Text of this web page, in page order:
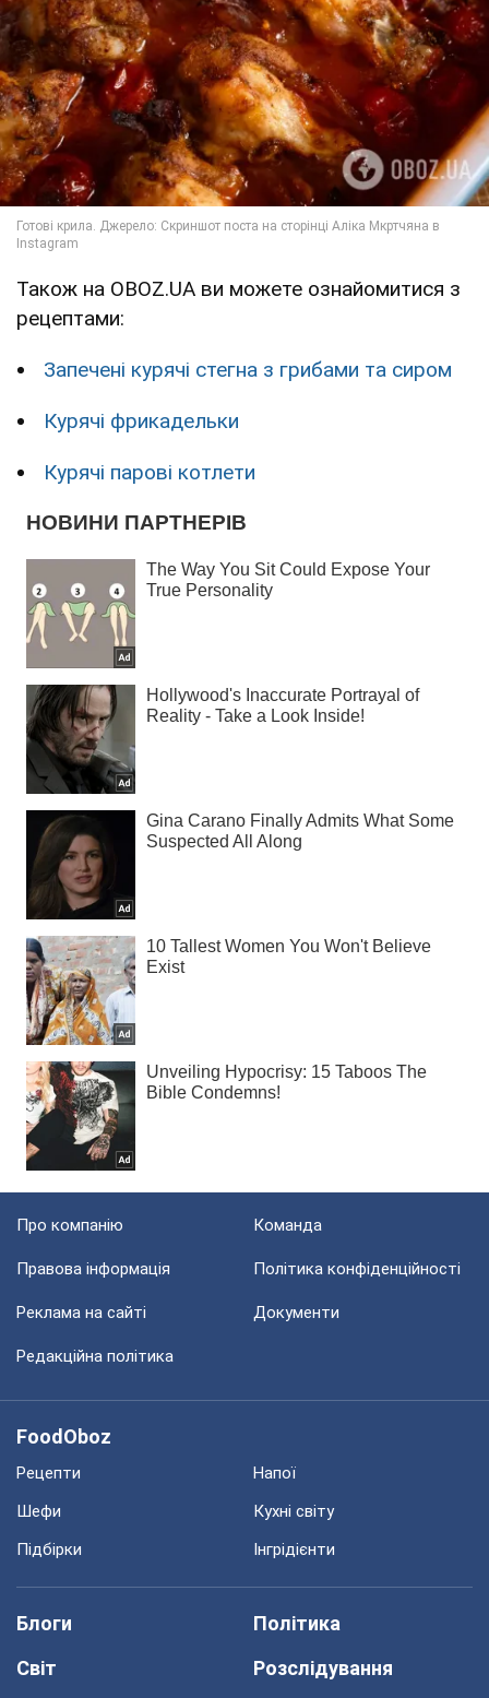
Також на OBOZ.UA ви можете ознайомитися з
рецептами:
Запечені курячі стегна з грибами та сиром
Курячі фрикадельки
Курячі парові котлети
Про компанію Команда
Правова інформація Політика конфіденційності
Реклама на сайті Документи
Редакційна політика
FoodOboz
Рецепти
Напої
Шефи
Кухні світу
Підбірки
Інгрідієнти
Блоги
Політика
Світ
Розслідування